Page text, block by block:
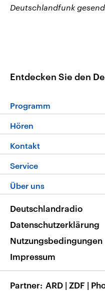
Deutschlandfunk
Entdecken Sie den
Programm
Programm
Die Nachrichten
Nachrichtenleicht
Neue Beiträge auf
Hören
Livestream
Podcasts
Deutschlandfunk
Nachrichten App
Frequenzen
Kontakt
Hörerservice
Service
FAQ
Veranstaltungen
Musikliste
RSS
Über uns
Barrierefreiheit
Deutschlandradio
Datenschutzerklärung
Nutzungsbedingungen
Impressum
Partner ARD | ZDF |